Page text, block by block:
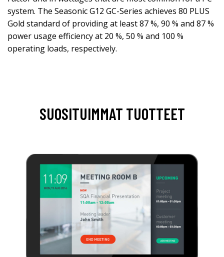
system. The Seasonic G12 GC-Series achieves 80 PLUS
Gold standard of providing at least 87 %, 90 % and 87 %
power usage efficiency at 20 %, 50 % and 100 %
operating loads, respectively.
SUOSITUIMMAT TUOTTEET